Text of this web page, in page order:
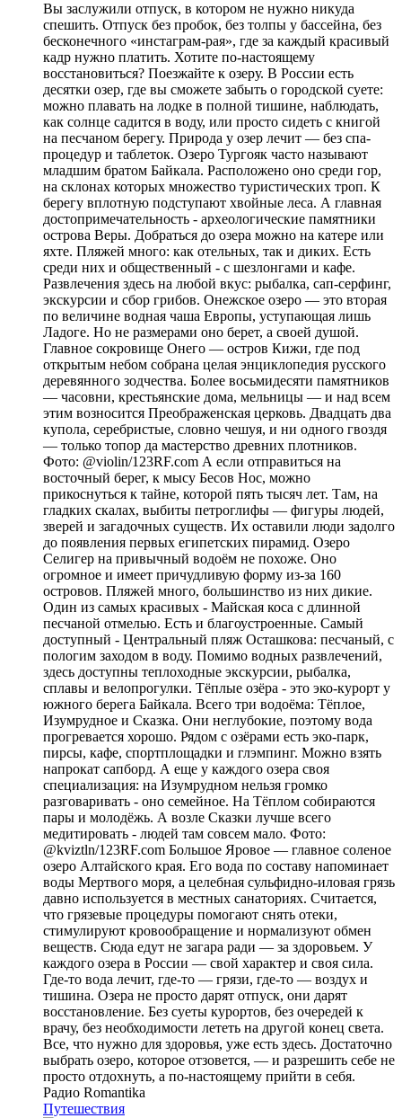
Вы заслужили отпуск, в котором не нужно никуда
спешить. Отпуск без пробок, без толпы у бассейна, без
бесконечного «инстаграм-рая», где за каждый красивый
кадр нужно платить. Хотите по-настоящему
восстановиться? Поезжайте к озеру. В России есть
десятки озер, где вы сможете забыть о городской суете:
можно плавать на лодке в полной тишине, наблюдать,
как солнце садится в воду, или просто сидеть с книгой
на песчаном берегу. Природа у озер лечит — без спа-
процедур и таблеток. Озеро Тургояк часто называют
младшим братом Байкала. Расположено оно среди гор,
на склонах которых множество туристических троп. К
берегу вплотную подступают хвойные леса. А главная
достопримечательность - археологические памятники
острова Веры. Добраться до озера можно на катере или
яхте. Пляжей много: как отельных, так и диких. Есть
среди них и общественный - с шезлонгами и кафе.
Развлечения здесь на любой вкус: рыбалка, сап-серфинг,
экскурсии и сбор грибов. Онежское озеро — это вторая
по величине водная чаша Европы, уступающая лишь
Ладоге. Но не размерами оно берет, а своей душой.
Главное сокровище Онего — остров Кижи, где под
открытым небом собрана целая энциклопедия русского
деревянного зодчества. Более восьмидесяти памятников
— часовни, крестьянские дома, мельницы — и над всем
этим возносится Преображенская церковь. Двадцать два
купола, серебристые, словно чешуя, и ни одного гвоздя
— только топор да мастерство древних плотников.
Фото: @violin/123RF.com А если отправиться на
восточный берег, к мысу Бесов Нос, можно
прикоснуться к тайне, которой пять тысяч лет. Там, на
гладких скалах, выбиты петроглифы — фигуры людей,
зверей и загадочных существ. Их оставили люди задолго
до появления первых египетских пирамид. Озеро
Селигер на привычный водоём не похоже. Оно
огромное и имеет причудливую форму из-за 160
островов. Пляжей много, большинство из них дикие.
Один из самых красивых - Майская коса с длинной
песчаной отмелью. Есть и благоустроенные. Самый
доступный - Центральный пляж Осташкова: песчаный, с
пологим заходом в воду. Помимо водных развлечений,
здесь доступны теплоходные экскурсии, рыбалка,
сплавы и велопрогулки. Тёплые озёра - это эко-курорт у
южного берега Байкала. Всего три водоёма: Тёплое,
Изумрудное и Сказка. Они неглубокие, поэтому вода
прогревается хорошо. Рядом с озёрами есть эко-парк,
пирсы, кафе, спортплощадки и глэмпинг. Можно взять
напрокат сапборд. А еще у каждого озера своя
специализация: на Изумрудном нельзя громко
разговаривать - оно семейное. На Тёплом собираются
пары и молодёжь. А возле Сказки лучше всего
медитировать - людей там совсем мало. Фото:
@kviztln/123RF.com Большое Яровое — главное соленое
озеро Алтайского края. Его вода по составу напоминает
воды Мертвого моря, а целебная сульфидно-иловая грязь
давно используется в местных санаториях. Считается,
что грязевые процедуры помогают снять отеки,
стимулируют кровообращение и нормализуют обмен
веществ. Сюда едут не загара ради — за здоровьем. У
каждого озера в России — свой характер и своя сила.
Где-то вода лечит, где-то — грязи, где-то — воздух и
тишина. Озера не просто дарят отпуск, они дарят
восстановление. Без суеты курортов, без очередей к
врачу, без необходимости лететь на другой конец света.
Все, что нужно для здоровья, уже есть здесь. Достаточно
выбрать озеро, которое отзовется, — и разрешить себе не
просто отдохнуть, а по-настоящему прийти в себя.
Радио Romantika
Путешествия